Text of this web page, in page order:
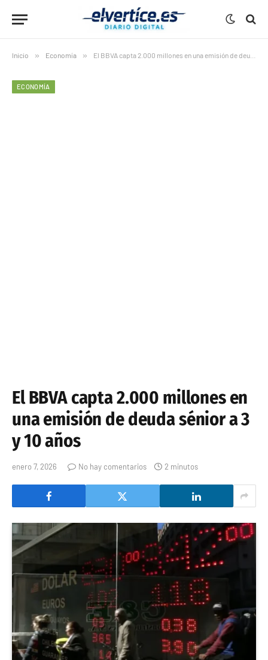
Inicio » Economía » El BBVA capta 2.000 millones en una emisión de deuda sénior a 3 y 10 años
ECONOMÍA
El BBVA capta 2.000 millones en
una emisión de deuda sénior a 3
y 10 años
enero 7, 2026 No hay comentarios 2 minutos